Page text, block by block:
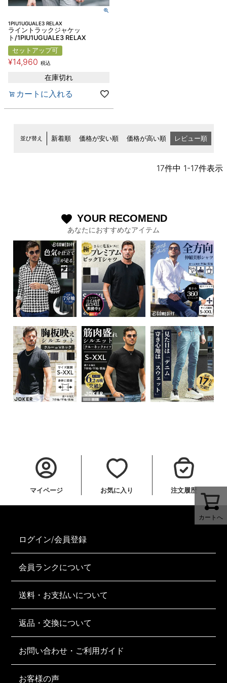
1PIU1UGUALE3 RELAX
ライントラックジャケッ
ト/1PIU1UGUALE3 RELAX
セットアップ可
¥14,960 税込
在庫切れ
カートに入れる
並び替え 新着順 価格が安い順 価格が高い順 レビュー順
17件中 1-17件表示
カートへ
favorite YOUR RECOMEND
あなたにおすすめなアイテム
マイページ お気に入り 注文履歴
ログイン/会員登録
会員ランクについて
送料・お支払いについて
返品・交換について
お問い合わせ・ご利用ガイド
お客様の声